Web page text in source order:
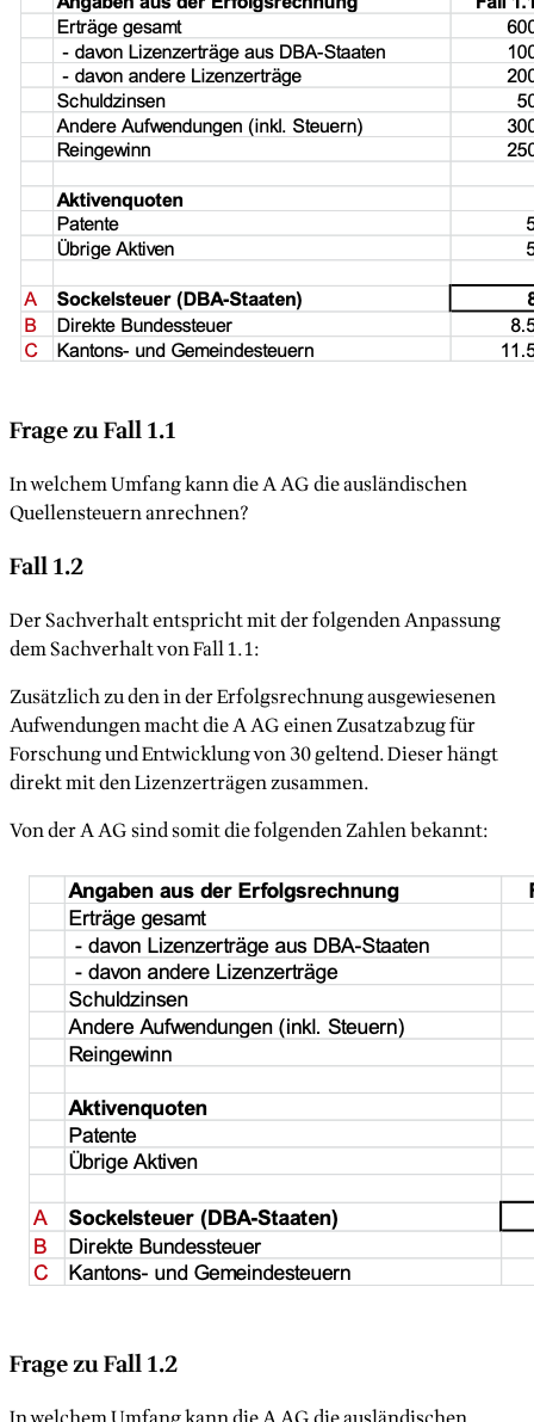
Frage zu Fall 1.1
In welchem Umfang kann die A AG die ausländischen
Quellensteuern anrechnen?
Fall 1.2
Der Sachverhalt entspricht mit der folgenden Anpassung
dem Sachverhalt von Fall 1.1:
Zusätzlich zu den in der Erfolgsrechnung ausgewiesenen
Aufwendungen macht die A AG einen Zusatzabzug für
Forschung und Entwicklung von 30 geltend. Dieser hängt
direkt mit den Lizenzerträgen zusammen.
Von der A AG sind somit die folgenden Zahlen bekannt:
Frage zu Fall 1.2